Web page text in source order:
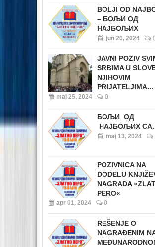
BOLJI OD
– БОЉИ ОД
НАЈБОЉИХ
jun 20, 2024 0
JAVNI POZIV
SRBIMA U
NJIHOVIM
PRIJATELJIMA...
maj 25, 2024 0
БОЉИ ОД
НАЈБОЉИХ
maj 13, 2024
POZIVNICA NA
DODELU
NAGRADA
PERO«
apr 01, 2024 0
REŠENJE O
NAGRAĐENIM